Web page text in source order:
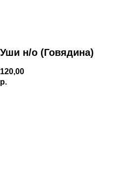
Уши н/о (Говядина)
120,00
р.